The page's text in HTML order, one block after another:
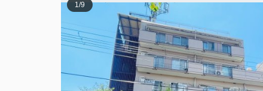
1/9